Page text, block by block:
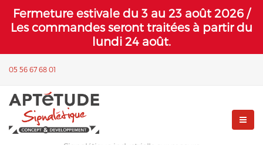
Fermeture estivale du 3 au 23 août 2026 /
Les commandes seront traitées à partir du
lundi 24 août.
05 56 67 68 01